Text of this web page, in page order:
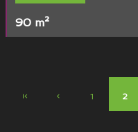
90 m²
1 2